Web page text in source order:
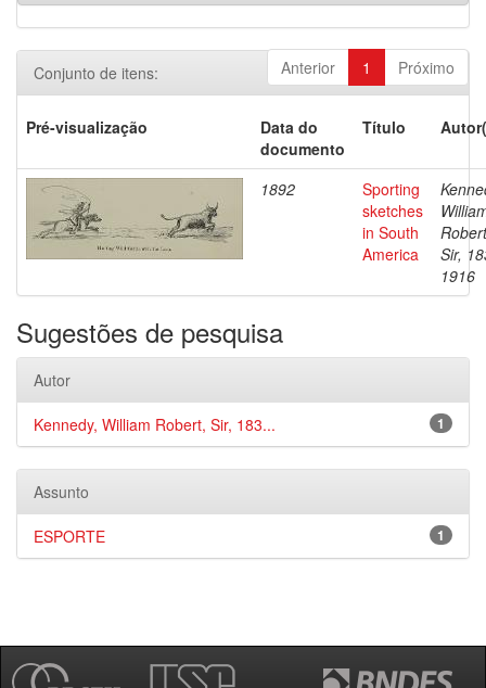
Anterior 1 Próximo
Conjunto de itens:
Pré-visualização
Data do
documento
Título
1892
Sporting
sketches
in South
America
Sir,
1916
Sugestões de pesquisa
Autor
1
Kennedy, William Robert, Sir, 183...
Assunto
1
ESPORTE